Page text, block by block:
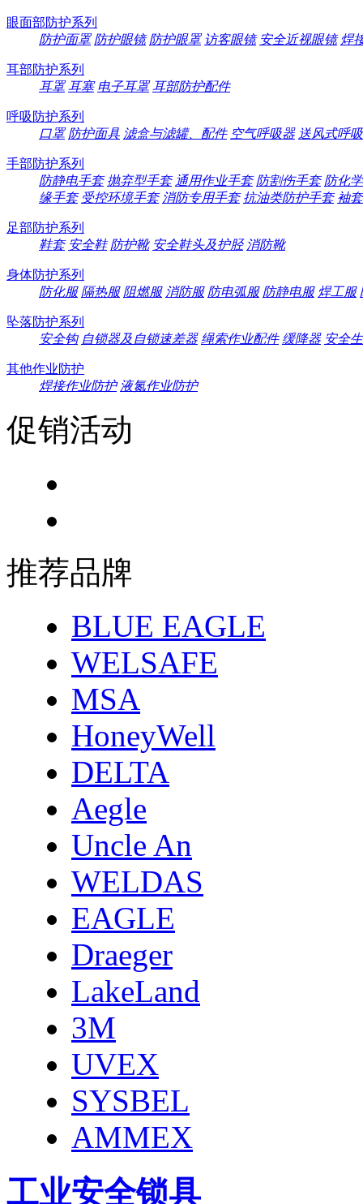
眼面部防护系列
防护面罩 防护眼镜 防护眼罩 访客眼镜 安全近视眼镜 焊
耳部防护系列
耳罩 耳塞 电子耳罩 耳部防护配件
呼吸防护系列
口罩 防护面具 滤盒与滤罐、配件 空气呼吸器 送风式呼
手部防护系列
防静电手套 抛弃型手套 通用作业手套 防割伤手套 防化
缘手套 受控环境手套 消防专用手套 抗油类防护手套 袖套
足部防护系列
鞋套 安全鞋 防护靴 安全鞋头及护胫 消防靴
身体防护系列
防化服 隔热服 阻燃服 消防服 防电弧服 防静电服 焊工服
坠落防护系列
安全钩 自锁器及自锁速差器 绳索作业配件 缓降器 安全
其他作业防护
焊接作业防护 液氮作业防护
促销活动
推荐品牌
BLUE EAGLE
WELSAFE
MSA
HoneyWell
DELTA
Aegle
Uncle An
WELDAS
EAGLE
Draeger
LakeLand
3M
UVEX
SYSBEL
AMMEX
工业安全锁具